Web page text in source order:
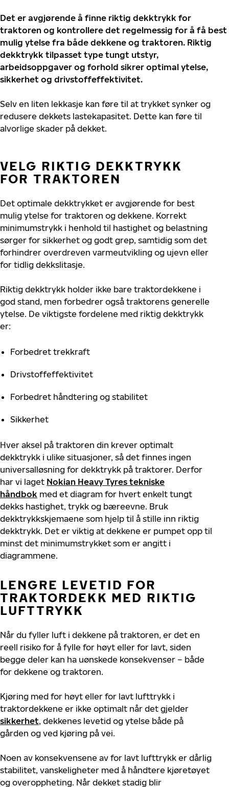
Det er avgjørende å finne riktig dekktrykk for
traktoren og kontrollere det regelmessig for å få best
mulig ytelse fra både dekkene og traktoren. Riktig
dekktrykk tilpasset type tungt utstyr,
arbeidsoppgaver og forhold sikrer optimal ytelse,
sikkerhet og drivstoffeffektivitet.
Selv en liten lekkasje kan føre til at trykket synker og
redusere dekkets lastekapasitet. Dette kan føre til
alvorlige skader på dekket.
VELG RIKTIG DEKKTRYKK
FOR TRAKTOREN
Det optimale dekktrykket er avgjørende for best
mulig ytelse for traktoren og dekkene. Korrekt
minimumstrykk i henhold til hastighet og belastning
sørger for sikkerhet og godt grep, samtidig som det
forhindrer overdreven varmeutvikling og ujevn eller
for tidlig dekkslitasje.
Riktig dekktrykk holder ikke bare traktordekkene i
god stand, men forbedrer også traktorens generelle
ytelse. De viktigste fordelene med riktig dekktrykk
er:
Forbedret trekkraft
Drivstoffeffektivitet
Forbedret håndtering og stabilitet
Sikkerhet
Hver aksel på traktoren din krever optimalt
dekktrykk i ulike situasjoner, så det finnes ingen
universalløsning for dekktrykk på traktorer. Derfor
har vi laget Nokian Heavy Tyres tekniske
håndbok med et diagram for hvert enkelt tungt
dekks hastighet, trykk og bæreevne. Bruk
dekktrykkskjemaene som hjelp til å stille inn riktig
dekktrykk. Det er viktig at dekkene er pumpet opp til
minst det minimumstrykket som er angitt i
diagrammene.
LENGRE LEVETID FOR
TRAKTORDEKK MED RIKTIG
LUFTTRYKK
Når du fyller luft i dekkene på traktoren, er det en
reell risiko for å fylle for høyt eller for lavt, siden
begge deler kan ha uønskede konsekvenser – både
for dekkene og traktoren.
Kjøring med for høyt eller for lavt lufttrykk i
traktordekkene er ikke optimalt når det gjelder
sikkerhet, dekkenes levetid og ytelse både på
gården og ved kjøring på vei.
Noen av konsekvensene av for lavt lufttrykk er dårlig
stabilitet, vanskeligheter med å håndtere kjøretøyet
og overoppheting. Når dekket stadig blir